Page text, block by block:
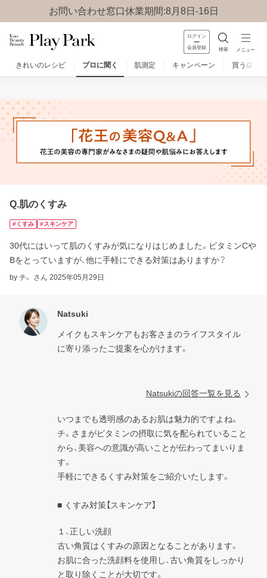
お問い合わせ窓口休業期間:8月8日-16日
ログイン
会員登録 検索 メニュー
きれいのレシピ プロに聞く 肌測定 キャンペーン 買う
Q.肌のくすみ
#くすみ #スキンケア
30代にはいって肌のくすみが気になりはじめました。ビタミンCや
Bをとっていますが、他に手軽にできる対策はありますか？
by チ。 さん 2025年05月29日
Natsuki
メイクもスキンケアもお客さまのライフスタイル
に寄り添ったご提案を心がけます。
Natsukiの回答一覧を見る
いつまでも透明感のあるお肌は魅力的ですよね。
チ。さまがビタミンの摂取に気を配られていること
から、美容への意識が高いことが伝わってまいりま
す。
手軽にできるくすみ対策をご紹介いたします。
■ くすみ対策【スキンケア】
１、正しい洗顔
古い角質はくすみの原因となることがあります。
お肌に合った洗顔料を使用し、古い角質をしっかり
と取り除くことが大切です。